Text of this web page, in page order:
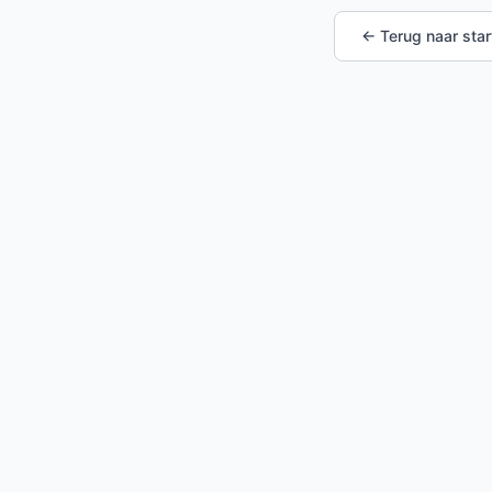
← Terug naar